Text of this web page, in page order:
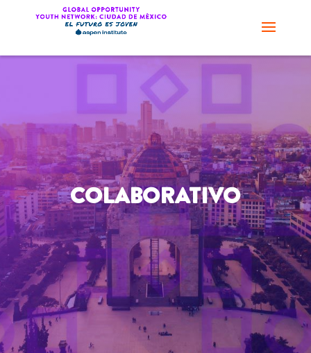
COLABORATIVO